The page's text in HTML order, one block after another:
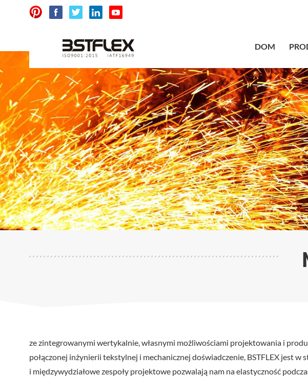
DOM
ze zintegrowanymi wertykalnie, własnymi możliwościami projektowania i
połączonej inżynierii tekstylnej i mechanicznej doświadczenie, BSTFLEX jest
i międzywydziałowe zespoły projektowe pozwalają nam na elastyczność